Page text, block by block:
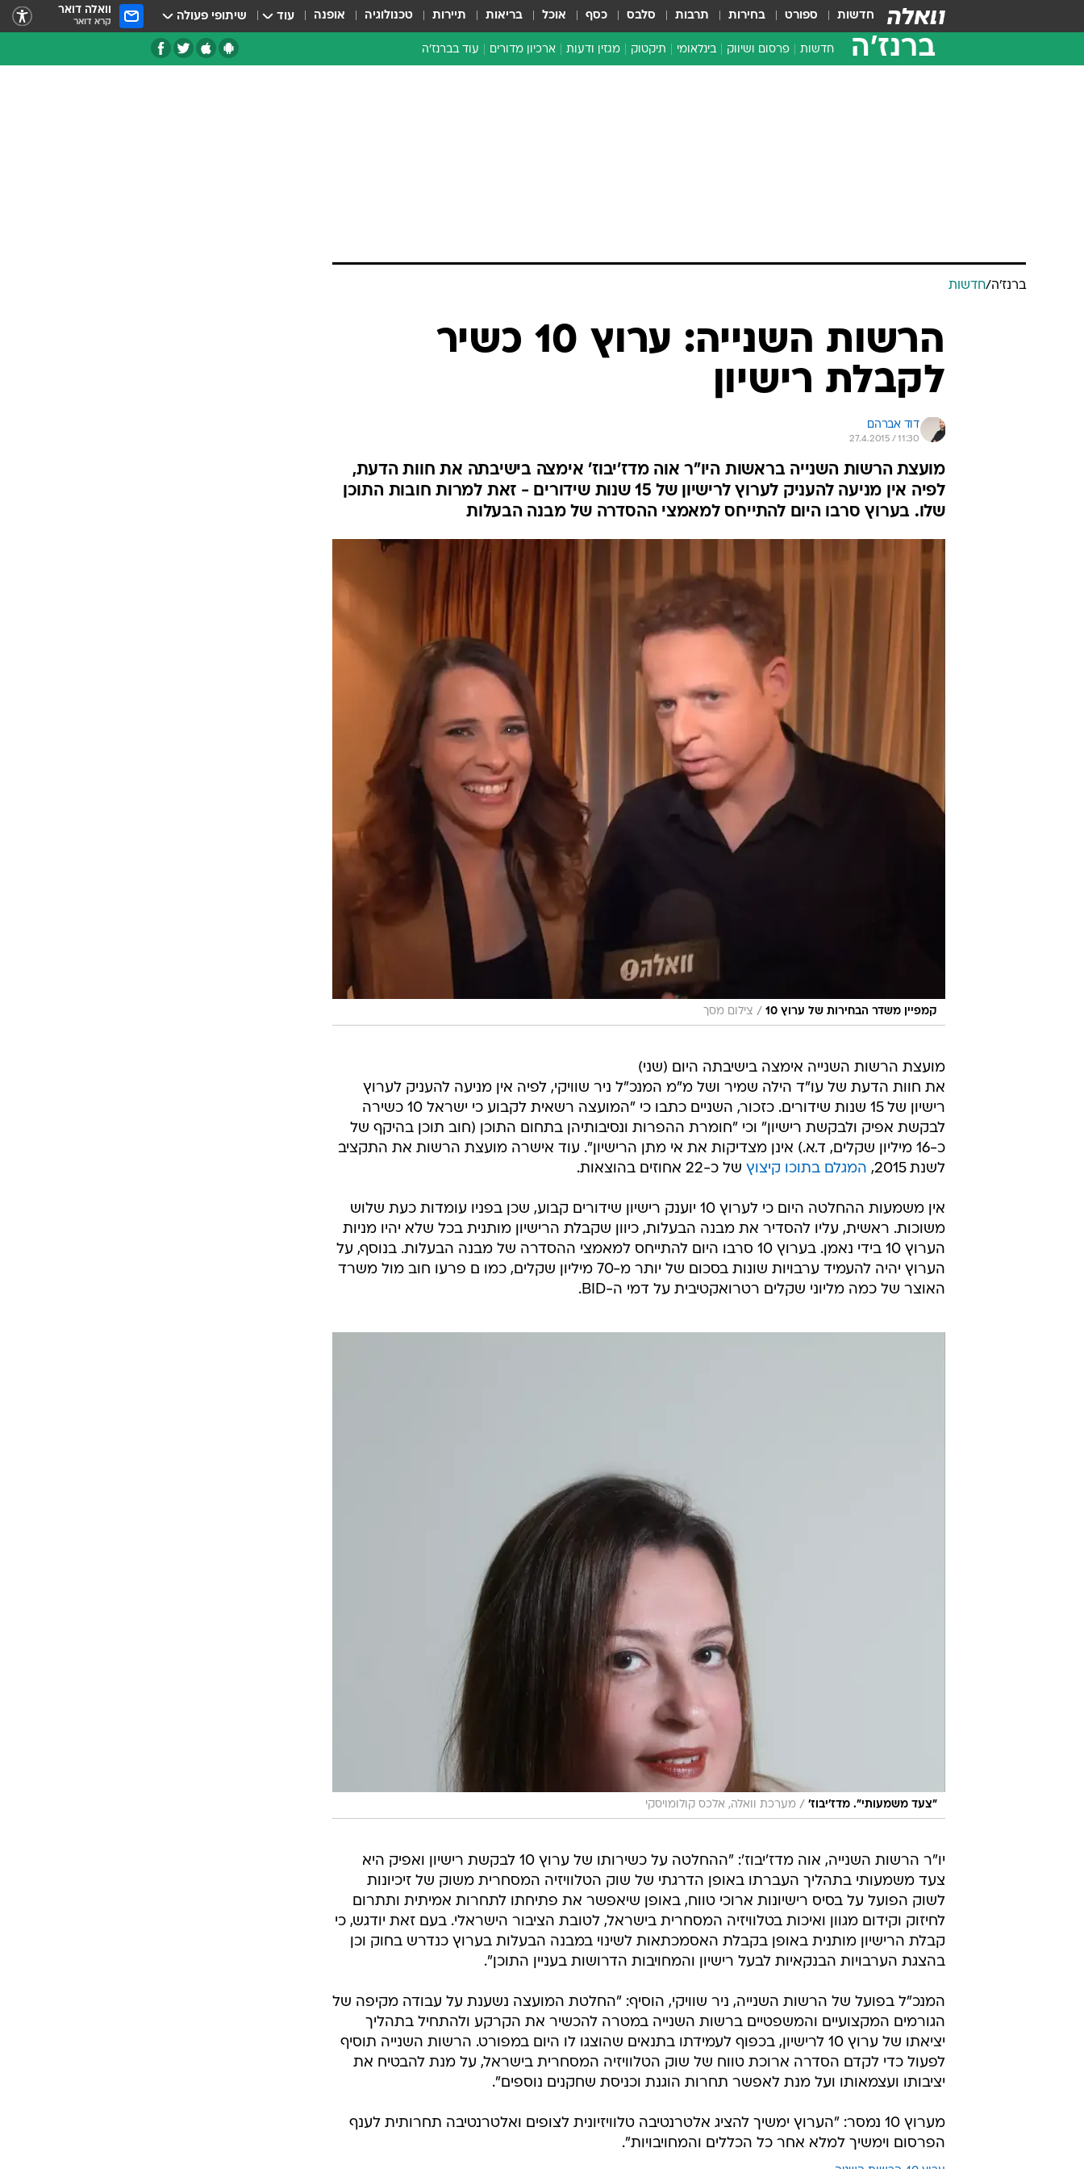
חדשות ספורט בחירות תרבות סלבס כסף אוכל בריאות תיירות טכנולוגיה אופנה עוד שיתופי פעולה וואלה דואר
קרא דואר
ברנז'ה חדשות פרסום ושיווק בינלאומי תיקטוק מגזין ודעות ארכיון מדורים עוד בברנז'ה
ברנז'ה/חדשות
הרשות השנייה: ערוץ 10 כשיר
לקבלת רישיון
דוד אברהם
27.4.2015 / 11:30
מועצת הרשות השנייה בראשות היו"ר אוה מדז'יבוז' אימצה בישיבתה את חוות הדעת,
לפיה אין מניעה להעניק לערוץ לרישיון של 15 שנות שידורים - זאת למרות חובות התוכן
שלו. בערוץ סרבו היום להתייחס למאמצי ההסדרה של מבנה הבעלות
קמפיין משדר הבחירות של ערוץ 10 / צילום מסך
מועצת הרשות השנייה אימצה בישיבתה היום (שני)
את חוות הדעת של עו"ד הילה שמיר ושל מ"מ המנכ"ל ניר שוויקי, לפיה אין מניעה להעניק לערוץ
רישיון של 15 שנות שידורים. כזכור, השניים כתבו כי "המועצה רשאית לקבוע כי ישראל 10 כשירה
לבקשת אפיק ולבקשת רישיון" וכי "חומרת ההפרות ונסיבותיהן בתחום התוכן (חוב תוכן בהיקף של
כ-16 מיליון שקלים, ד.א.) אינן מצדיקות את אי מתן הרישיון". עוד אישרה מועצת הרשות את התקציב
לשנת 2015,
המגלם בתוכו קיצוץ של כ-22 אחוזים בהוצאות.
אין משמעות ההחלטה היום כי לערוץ 10 יוענק רישיון שידורים קבוע, שכן בפניו עומדות כעת שלוש
משוכות. ראשית, עליו להסדיר את מבנה הבעלות, כיוון שקבלת הרישיון מותנית בכל שלא יהיו מניות
הערוץ 10 בידי נאמן. בערוץ 10 סרבו היום להתייחס למאמצי ההסדרה של מבנה הבעלות. בנוסף, על
הערוץ יהיה להעמיד ערבויות שונות בסכום של יותר מ-70 מיליון שקלים, כמו ם פרעו חוב מול משרד
האוצר של כמה מליוני שקלים רטרואקטיבית על דמי ה-BID.
"צעד משמעותי". מדז'יבוז' / מערכת וואלה, אלכס קולומויסקי
יו"ר הרשות השנייה, אוה מדז'יבוז': "ההחלטה על כשירותו של ערוץ 10 לבקשת רישיון ואפיק היא
צעד משמעותי בתהליך העברתו באופן הדרגתי של שוק הטלוויזיה המסחרית משוק של זיכיונות
לשוק הפועל על בסיס רישיונות ארוכי טווח, באופן שיאפשר את פתיחתו לתחרות אמיתית ותתרום
לחיזוק וקידום מגוון ואיכות בטלוויזיה המסחרית בישראל, לטובת הציבור הישראלי. בעם זאת יודגש, כי
קבלת הרישיון מותנית באופן בקבלת האסמכתאות לשינוי במבנה הבעלות בערוץ כנדרש בחוק וכן
בהצגת הערבויות הבנקאיות לבעל רישיון והמחויבות הדרושות בעניין התוכן".
המנכ"ל בפועל של הרשות השנייה, ניר שוויקי, הוסיף: "החלטת המועצה נשענת על עבודה מקיפה של
הגורמים המקצועיים והמשפטיים ברשות השנייה במטרה להכשיר את הקרקע ולהתחיל בתהליך
יציאתו של ערוץ 10 לרישיון, בכפוף לעמידתו בתנאים שהוצגו לו היום במפורט. הרשות השנייה תוסיף
לפעול כדי לקדם הסדרה ארוכת טווח של שוק הטלוויזיה המסחרית בישראל, על מנת להבטיח את
יציבותו ועצמאותו ועל מנת לאפשר תחרות הוגנת וכניסת שחקנים נוספים".
מערוץ 10 נמסר: "הערוץ ימשיך להציג אלטרנטיבה טלוויזיונית לצופים ואלטרנטיבה תחרותית לענף
הפרסום וימשיך למלא אחר כל הכללים והמחויבויות".